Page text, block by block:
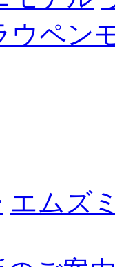
ウペン
エムズ